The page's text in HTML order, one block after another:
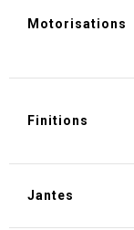
Motorisations
Finitions
Jantes